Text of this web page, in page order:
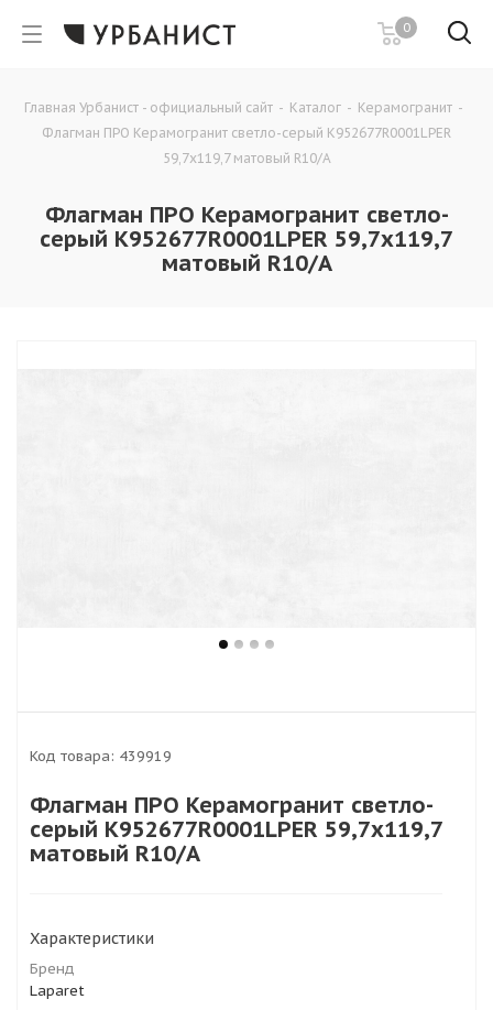
0
Главная Урбанист - официальный сайт - Каталог - Керамогранит -
Флагман ПРО Керамогранит светло-серый К952677R0001LPЕR
59,7х119,7 матовый R10/A
Флагман ПРО Керамогранит светло-
серый К952677R0001LPЕR 59,7х119,7
матовый R10/A
Код товара: 439919
Флагман ПРО Керамогранит светло-
серый К952677R0001LPЕR 59,7х119,7
матовый R10/A
Характеристики
Бренд
Laparet